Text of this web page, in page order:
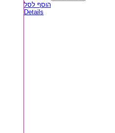
הוסף לסל
Details